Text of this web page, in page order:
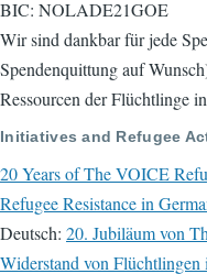
BIC: NOLADE21GOE
Wir sind dankbar für jede
Spendenquittung auf
Ressourcen der Flüchtlinge
Initiatives and Refugee
20 Years of The VOICE
Refugee Resistance in
Deutsch: 20. Jubiläum von
Widerstand von Flüchtlingen